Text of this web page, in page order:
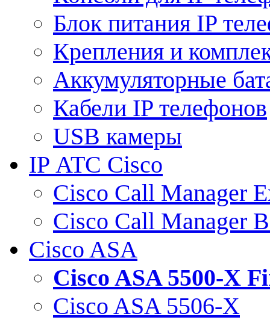
Блок питания IP
Крепления и
Аккумуляторные
Кабели IP телефонов
USB камеры
IP АТС Cisco
Cisco Call Manager
Cisco Call Manager
Cisco ASA
Cisco ASA 5500-X
Cisco ASA 5506-X